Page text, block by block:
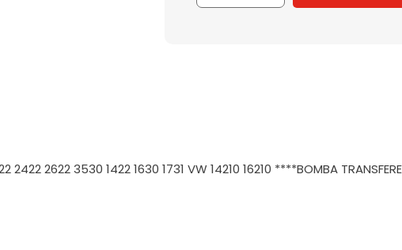
2422 2622 3530 1422 1630 1731 VW 14210 16210 ****BOMBA